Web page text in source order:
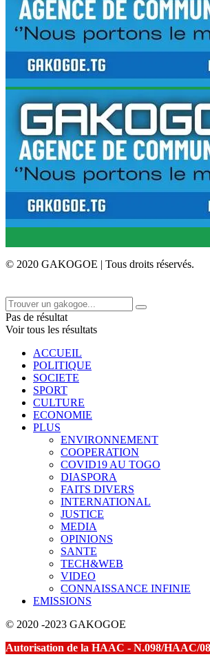
© 2020 GAKOGOE | Tous droits réservés.
Pas de résultat
Voir tous les résultats
ACCUEIL
POLITIQUE
SOCIETE
SPORT
CULTURE
ECONOMIE
PLUS
ENVIRONNEMENT
COOPERATION
COVID19 AU TOGO
DIASPORA
FAITS DIVERS
INTERNATIONAL
JUSTICE
MEDIA
OPINIONS
SANTE
TECH&WEB
VIDEO
CONNAISSANCE INFINIE
EMISSIONS
© 2020 -2023 GAKOGOE
Autorisation de la HAAC - N.098/HAAC/